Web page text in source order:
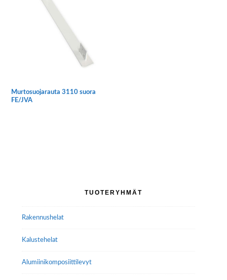
Murtosuojarauta 3110 suora
FE/JVA
TUOTERYHMÄT
Rakennushelat
Kalustehelat
Alumiini­komposiitti­levyt